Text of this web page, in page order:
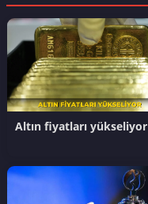
Altın fiyatları yükseliyor